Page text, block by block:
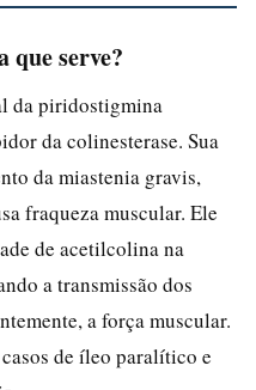
que serve?
da piridostigmina
da colinesterase. Sua
da miastenia gravis,
fraqueza muscular. Ele
de acetilcolina na
a transmissão dos
a força muscular.
de íleo paralítico e